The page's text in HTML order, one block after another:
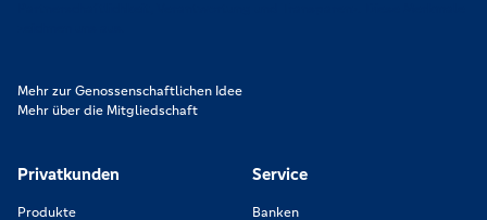
Mehr zur Genossenschaftlichen Idee
Mehr über die Mitgliedschaft
Privatkunden
Produkte
Service
Banken